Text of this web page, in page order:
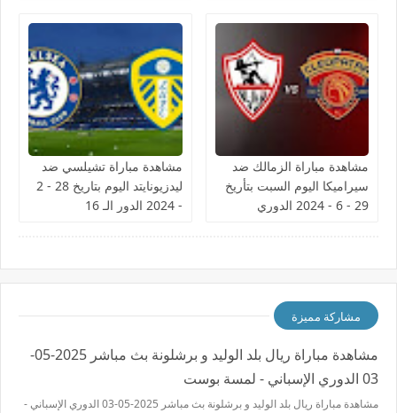
مشاهدة مباراة الزمالك ضد
سيراميكا اليوم السبت بتأريخ
29 - 6 - 2024 الدوري
مشاهدة مباراة تشيلسي ضد
ليدزيونايتد اليوم بتاريخ 28 - 2
- 2024 الدور الـ 16
مشاركة مميزة
مشاهدة مباراة ريال بلد الوليد و برشلونة بث مباشر 2025-05-
03 الدوري الإسباني - لمسة بوست
مشاهدة مباراة ريال بلد الوليد و برشلونة بث مباشر 2025-05-03 الدوري الإسباني -